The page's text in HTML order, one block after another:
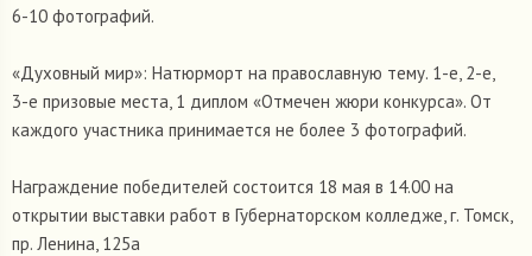
6-10 фотографий.
«Духовный мир»: Натюрморт на православную тему. 1-е, 2-е,
3-е призовые места, 1 диплом «Отмечен жюри конкурса». От
каждого участника принимается не более 3 фотографий.
Награждение победителей состоится 18 мая в 14.00 на
открытии выставки работ в Губернаторском колледже, г. Томск,
пр. Ленина, 125а